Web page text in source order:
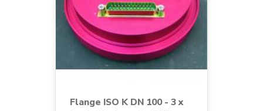
Flange ISO K DN 100 - 3 x